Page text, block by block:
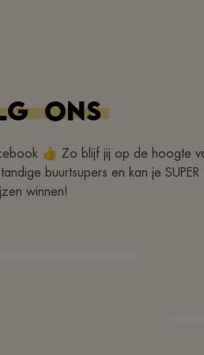
ONS
👍 Zo blijf jij op de hoogte
buurtsupers en kan je SUPER
winnen!